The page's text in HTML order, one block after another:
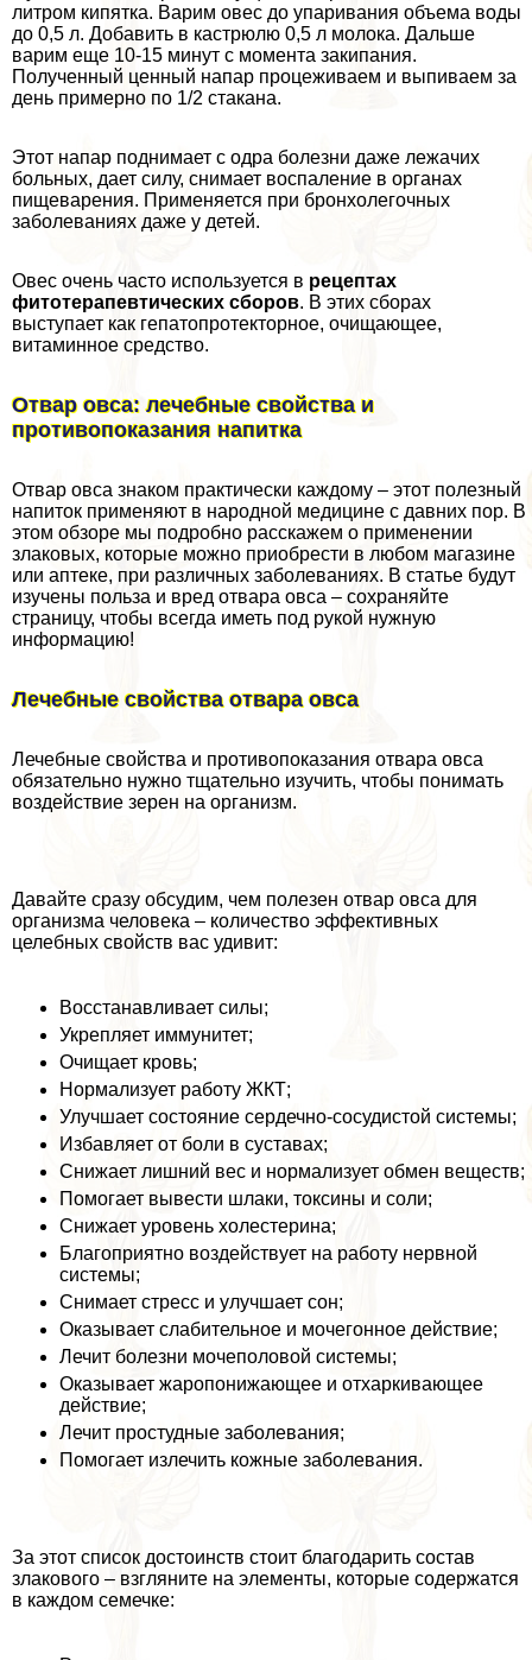
литром кипятка. Варим овес до упаривания объема воды
до 0,5 л. Добавить в кастрюлю 0,5 л молока. Дальше
варим еще 10-15 минут с момента закипания.
Полученный ценный напар процеживаем и выпиваем за
день примерно по 1/2 стакана.
Этот напар поднимает с одра болезни даже лежачих
больных, дает силу, снимает воспаление в органах
пищеварения. Применяется при бронхолегочных
заболеваниях даже у детей.
Овес очень часто используется в рецептах
фитотерапевтических сборов. В этих сборах
выступает как гепатопротекторное, очищающее,
витаминное средство.
Отвар овса: лечебные свойства и
противопоказания напитка
Отвар овса знаком пpaктически каждому – этот полезный
напиток применяют в народной медицине с давних пор. В
этом обзоре мы подробно расскажем о применении
злаковых, которые можно приобрести в любом магазине
или аптеке, при различных заболеваниях. В статье будут
изучены польза и вред отвара овса – сохраняйте
страницу, чтобы всегда иметь под рукой нужную
информацию!
Лечебные свойства отвара овса
Лечебные свойства и противопоказания отвара овса
обязательно нужно тщательно изучить, чтобы понимать
воздействие зерен на организм.
Давайте сразу обсудим, чем полезен отвар овса для
организма человека – количество эффективных
целебных свойств вас удивит:
Восстанавливает силы;
Укрепляет иммунитет;
Очищает кровь;
Нормализует работу ЖКТ;
Улучшает состояние сердечно-сосудистой системы;
Избавляет от боли в суставах;
Снижает лишний вес и нормализует обмен веществ;
Помогает вывести шлаки, токсины и соли;
Снижает уровень холестерина;
Благоприятно воздействует на работу нервной
системы;
Снимает стресс и улучшает сон;
Оказывает слабительное и мочегонное действие;
Лечит болезни мочепoлoвoй системы;
Оказывает жаропонижающее и отхаркивающее
действие;
Лечит простудные заболевания;
Помогает излечить кожные заболевания.
За этот список достоинств стоит благодарить состав
злакового – взгляните на элементы, которые содержатся
в каждом семечке: